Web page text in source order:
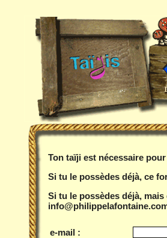
Ton taïji est nécessaire
Si tu le possèdes déjà, ce
Si tu le possèdes déjà,
e-mail :